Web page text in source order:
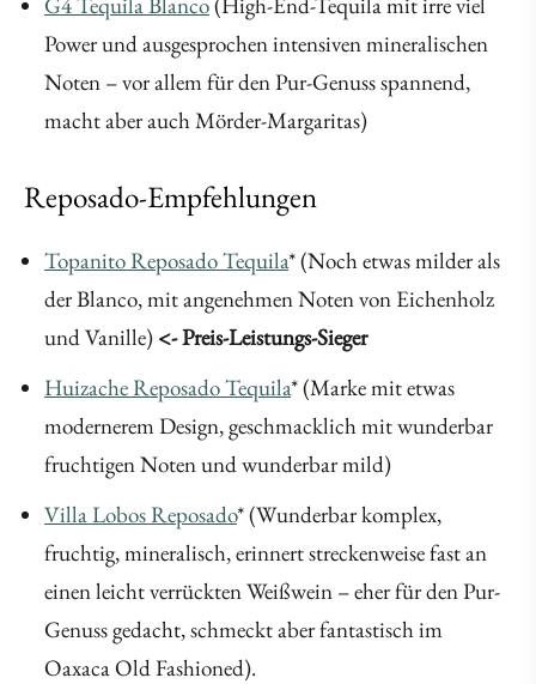
Power und ausgesprochen intensiven mineralischen
Noten – vor allem für den Pur-Genuss spannend,
macht aber auch Mörder-Margaritas)
Reposado-Empfehlungen
Topanito Reposado Tequila* (Noch etwas milder als
der Blanco, mit angenehmen Noten von Eichenholz
und Vanille) <- Preis-Leistungs-Sieger
Huizache Reposado Tequila* (Marke mit etwas
modernerem Design, geschmacklich mit wunderbar
fruchtigen Noten und wunderbar mild)
Villa Lobos Reposado* (Wunderbar komplex,
fruchtig, mineralisch, erinnert streckenweise fast an
einen leicht verrückten Weißwein – eher für den Pur-
Genuss gedacht, schmeckt aber fantastisch im
Oaxaca Old Fashioned).